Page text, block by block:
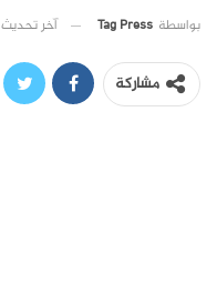
بواسطة Tag Press آخر تحديث
مشاركة